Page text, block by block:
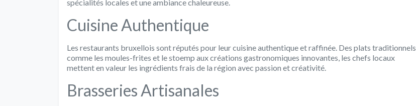
spécialités locales et une ambiance chaleureuse.
Cuisine Authentique
Les restaurants bruxellois sont réputés pour leur cuisine authentique et raffinée. Des plats traditionnels
comme les moules-frites et le stoemp aux créations gastronomiques innovantes, les chefs locaux
mettent en valeur les ingrédients frais de la région avec passion et créativité.
Brasseries Artisanales